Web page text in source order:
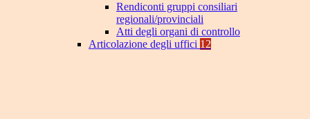
Rendiconti gruppi consiliari
regionali/provinciali
Atti degli organi di controllo
Articolazione degli uffici 12